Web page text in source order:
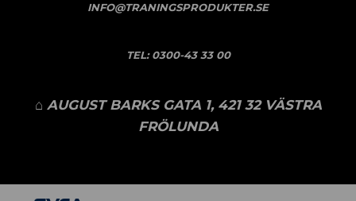
INFO@TRANINGSPRODUKTER.SE
TEL:0300-43 33 00
⌂ AUGUST BARKS GATA 1, 421 32 VÄSTRA
FRÖLUNDA